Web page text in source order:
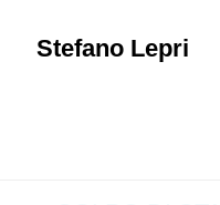
Stefano Lepri